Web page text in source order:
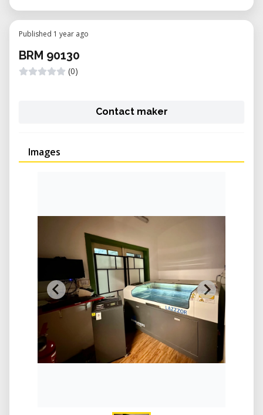
Published 1 year ago
BRM 90130
(0)
Contact maker
Images